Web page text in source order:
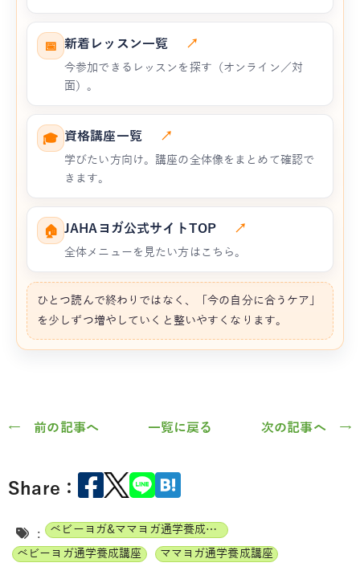
📅 新着レッスン一覧 ↗
今参加できるレッスンを探す（オンライン／対
面）。
🎓 資格講座一覧 ↗
学びたい方向け。講座の全体像をまとめて確認で
きます。
🏠 JAHAヨガ公式サイトTOP ↗
全体メニューを見たい方はこちら。
ひとつ読んで終わりではなく、「今の自分に合うケア」
を少しずつ増やしていくと整いやすくなります。
← 前の記事へ 一覧に戻る 次の記事へ →
Share：
:
ベビーヨガ&ママヨガ通学養成講座
ベビーヨガ通学養成講座
ママヨガ通学養成講座